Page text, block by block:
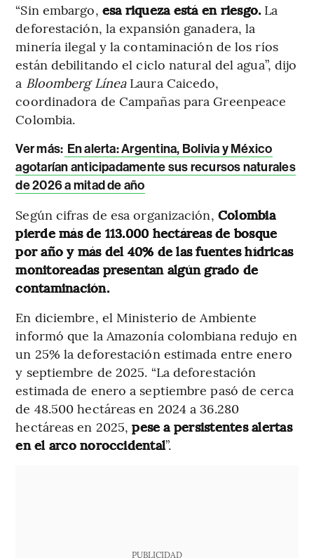
“Sin embargo, esa riqueza está en riesgo. La
deforestación, la expansión ganadera, la
minería ilegal y la contaminación de los ríos
están debilitando el ciclo natural del agua”, dijo
a Bloomberg LíneaLaura Caicedo,
coordinadora de Campañas para Greenpeace
Colombia.
Ver más: En alerta: Argentina, Bolivia y México
agotarían anticipadamente sus recursos naturales
de 2026 a mitad de año
Según cifras de esa organización, Colombia
pierde más de 113.000 hectáreas de bosque
por año y más del 40% de las fuentes hídricas
monitoreadas presentan algún grado de
contaminación.
En diciembre, el Ministerio de Ambiente
informó que la Amazonía colombiana redujo en
un 25% la deforestación estimada entre enero
y septiembre de 2025. “La deforestación
estimada de enero a septiembre pasó de cerca
de 48.500 hectáreas en 2024 a 36.280
hectáreas en 2025,pese a persistentes alertas
en el arco noroccidental”.
PUBLICIDAD